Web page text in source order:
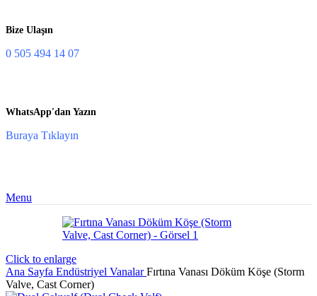
Bize Ulaşın
0 505 494 14 07
WhatsApp'dan Yazın
Buraya Tıklayın
Menu
Click to enlarge
Ana Sayfa Endüstriyel VanalarFırtına Vanası Döküm Köşe (Storm
Valve, Cast Corner)